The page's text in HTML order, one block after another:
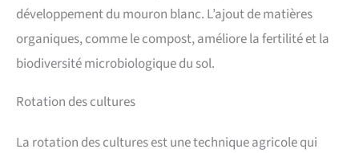
développement du mouron blanc. L’ajout de matières
organiques, comme le compost, améliore la fertilité et la
biodiversité microbiologique du sol.
Rotation des cultures
La rotation des cultures est une technique agricole qui